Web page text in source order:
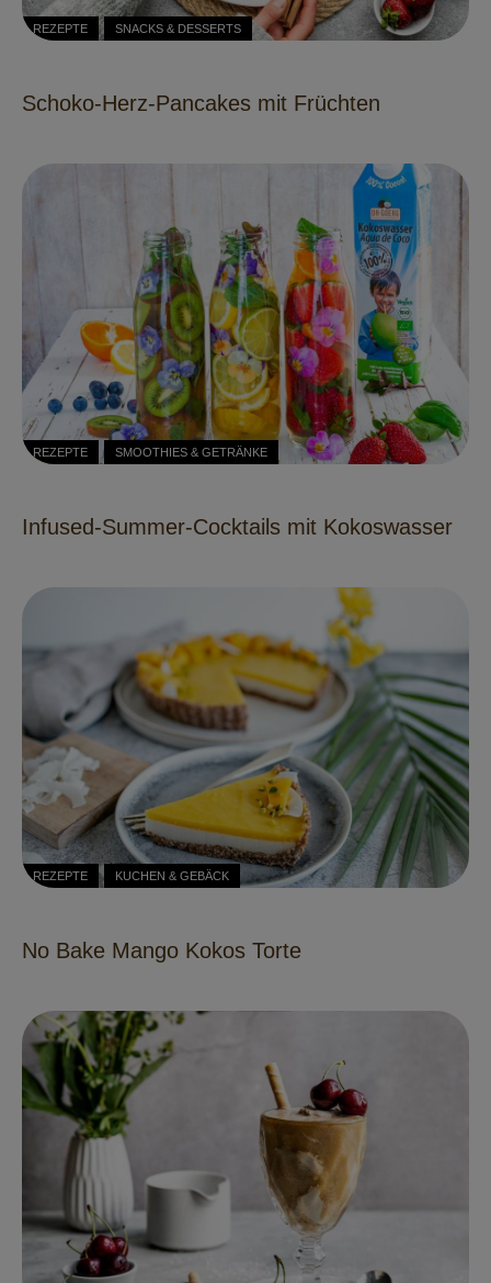
REZEPTE SNACKS & DESSERTS
Schoko-Herz-Pancakes mit Früchten
REZEPTE SMOOTHIES & GETRÄNKE
Infused-Summer-Cocktails mit Kokoswasser
REZEPTE KUCHEN & GEBÄCK
No Bake Mango Kokos Torte